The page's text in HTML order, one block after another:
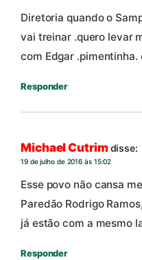
Diretoria quando o
vai treinar .quero levar
com Edgar .pimentinha.
Responder
Michael Cutrimdisse:
19 de julho de 2016 às 15:02
Esse povo não cansa
Paredão Rodrigo
já estão com a mesmo
Responder